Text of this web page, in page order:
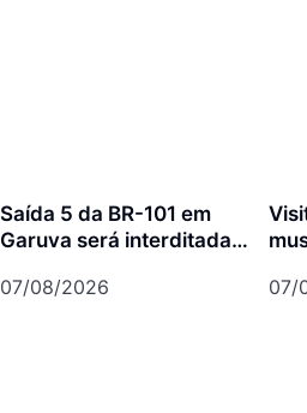
Saída 5 da BR-101 em
Garuva será interditada
07/08/2026
em
07/